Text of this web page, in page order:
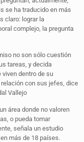
se ha traducido en más
claro: lograr la
complejo, la pregunta
no son sólo cuestión
tareas, y decida
viven dentro de su
con sus jefes, dice
Vallejo
área donde no valoren
o pueda tomar
señala un estudio
más de 18 países.